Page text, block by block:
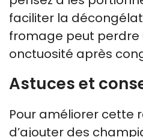
faciliter la
fromage peut perdre
onctuosité après
Astuces et
Pour améliorer cette
d’ajouter des